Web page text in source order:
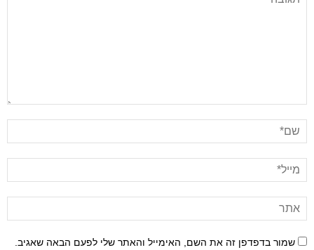
שמור בדפדפן זה את השם, האימייל והאתר שלי לפעם הבאה שאגיב.